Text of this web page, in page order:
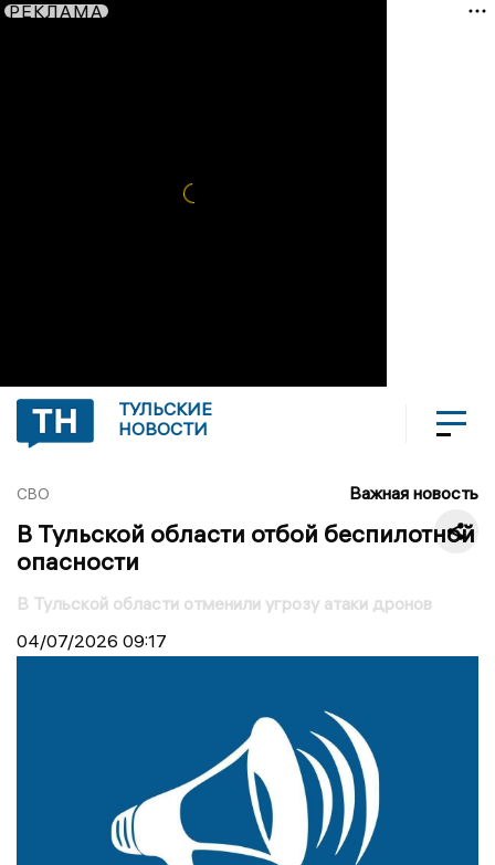
РЕКЛАМА
ТУЛЬСКИЕ
НОВОСТИ
СВО Важная новость
В Тульской области отбой беспилотной
опасности
В Тульской области отменили угрозу атаки дронов
04/07/2026 09:17